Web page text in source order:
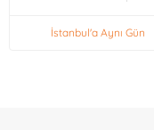
İstanbul'a Aynı Gün